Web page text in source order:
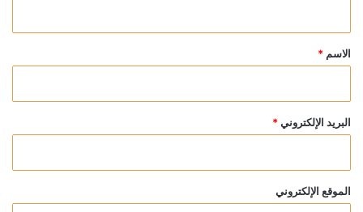
*
الاسم *
البريد الإلكتروني *
الموقع الإلكتروني